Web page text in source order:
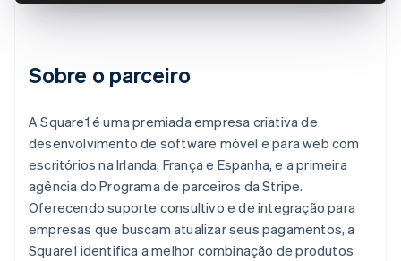
Sobre o parceiro
A Square1 é uma premiada empresa criativa de
desenvolvimento de software móvel e para web com
escritórios na Irlanda, França e Espanha, e a primeira
agência do Programa de parceiros da Stripe.
Oferecendo suporte consultivo e de integração para
empresas que buscam atualizar seus pagamentos, a
Square1 identifica a melhor combinação de produtos